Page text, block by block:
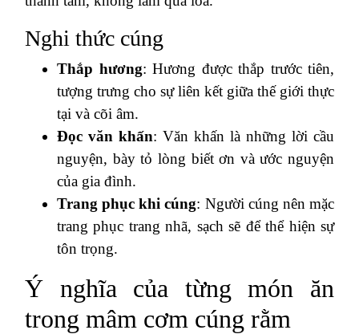
Nghi thức cúng
Thắp hương: Hương được thắp trước tiên,
tượng trưng cho sự liên kết giữa thế giới thực
tại và cõi âm.
Đọc văn khấn: Văn khấn là những lời cầu
nguyện, bày tỏ lòng biết ơn và ước nguyện
của gia đình.
Trang phục khi cúng: Người cúng nên mặc
trang phục trang nhã, sạch sẽ để thể hiện sự
tôn trọng.
Ý nghĩa của từng món ăn
trong mâm cơm cúng rằm